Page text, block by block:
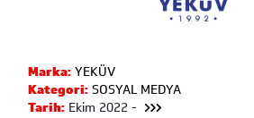
Marka:YEKÜV
Kategori:SOSYAL MEDYA
Tarih: Ekim 2022 -